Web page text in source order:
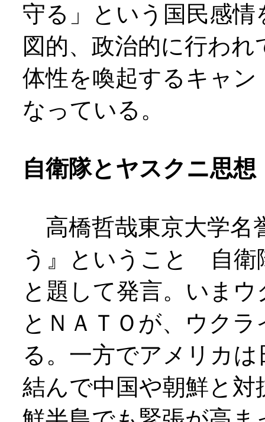
守る」という国民感
図的、政治的に行わ
体性を喚起するキャ
なっている。
自衛隊とヤスクニ思想
高橋哲哉東京大学名
う』ということ 自衛
と題して発言。いま
とＮＡＴＯが、ウク
る。一方でアメリカ
結んで中国や朝鮮と